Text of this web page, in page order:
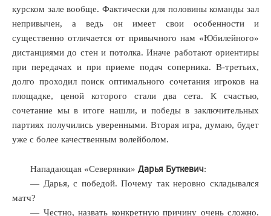
курском зале вообще. Фактически для половины команды зал
непривычен, а ведь он имеет свои особенности и
существенно отличается от привычного нам «Юбилейного»
дистанциями до стен и потолка. Иначе работают ориентиры
при передачах и при приеме подач соперника. В-третьих,
долго проходил поиск оптимального сочетания игроков на
площадке, ценой которого стали два сета. К счастью,
сочетание мы в итоге нашли, и победы в заключительных
партиях получились уверенными. Вторая игра, думаю, будет
уже с более качественным волейболом.
Нападающая «Северянки» Дарья Буткевич:
— Дарья, с победой. Почему так неровно складывался
матч?
— Честно, назвать конкретную причину очень сложно.